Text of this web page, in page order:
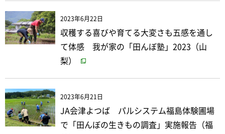
2023年6月22日
収穫する喜びや育てる大変さも五感を通し
て体感 我が家の「田んぼ塾」2023（山
梨）
2023年6月21日
JA会津よつば パルシステム福島体験圃場
で「田んぼの生きもの調査」実施報告（福